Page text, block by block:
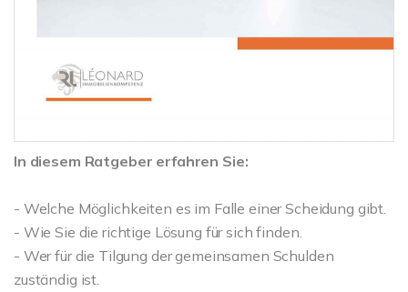
In diesem Ratgeber erfahren Sie:
- Welche Möglichkeiten es im Falle einer Scheidung gibt.
- Wie Sie die richtige Lösung für sich finden.
- Wer für die Tilgung der gemeinsamen Schulden
zuständig ist.